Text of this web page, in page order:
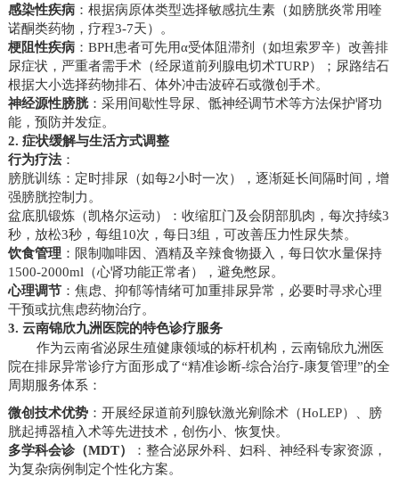
感染性疾病：根据病原体类型选择敏感抗生素（如膀胱炎常用喹
诺酮类药物，疗程3-7天）。
梗阻性疾病：BPH患者可先用α受体阻滞剂（如坦索罗辛）改善排
尿症状，严重者需手术（经尿道前列腺电切术TURP）；尿路结石
根据大小选择药物排石、体外冲击波碎石或微创手术。
神经源性膀胱：采用间歇性导尿、骶神经调节术等方法保护肾功
能，预防并发症。
2. 症状缓解与生活方式调整
行为疗法：
膀胱训练：定时排尿（如每2小时一次），逐渐延长间隔时间，增
强膀胱控制力。
盆底肌锻炼（凯格尔运动）：收缩肛门及会阴部肌肉，每次持续3
秒，放松3秒，每组10次，每日3组，可改善压力性尿失禁。
饮食管理：限制咖啡因、酒精及辛辣食物摄入，每日饮水量保持
1500-2000ml（心肾功能正常者），避免憋尿。
心理调节：焦虑、抑郁等情绪可加重排尿异常，必要时寻求心理
干预或抗焦虑药物治疗。
3. 云南锦欣九洲医院的特色诊疗服务
作为云南省泌尿生殖健康领域的标杆机构，云南锦欣九洲医
院在排尿异常诊疗方面形成了“精准诊断-综合治疗-康复管理”的全
周期服务体系：
微创技术优势：开展经尿道前列腺钬激光剜除术（HoLEP）、膀
胱起搏器植入术等先进技术，创伤小、恢复快。
多学科会诊（MDT）
：整合泌尿外科、妇科、神经科专家资源，
为复杂病例制定个性化方案。